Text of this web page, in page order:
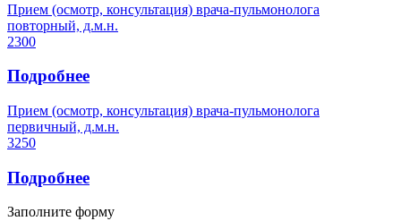
Прием (осмотр, консультация) врача-пульмонолога
повторный, д.м.н.
2300
Подробнее
Прием (осмотр, консультация) врача-пульмонолога
первичный, д.м.н.
3250
Подробнее
Заполните форму